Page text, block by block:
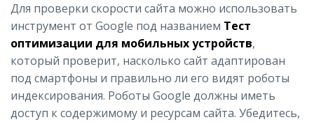
Для проверки скорости сайта можно использовать
инструмент от Google под названием Тест
оптимизации для мобильных устройств,
который проверит, насколько сайт адаптирован
под смартфоны и правильно ли его видят роботы
индексирования. Роботы Google должны иметь
доступ к содержимому и ресурсам сайта. Убедитесь,